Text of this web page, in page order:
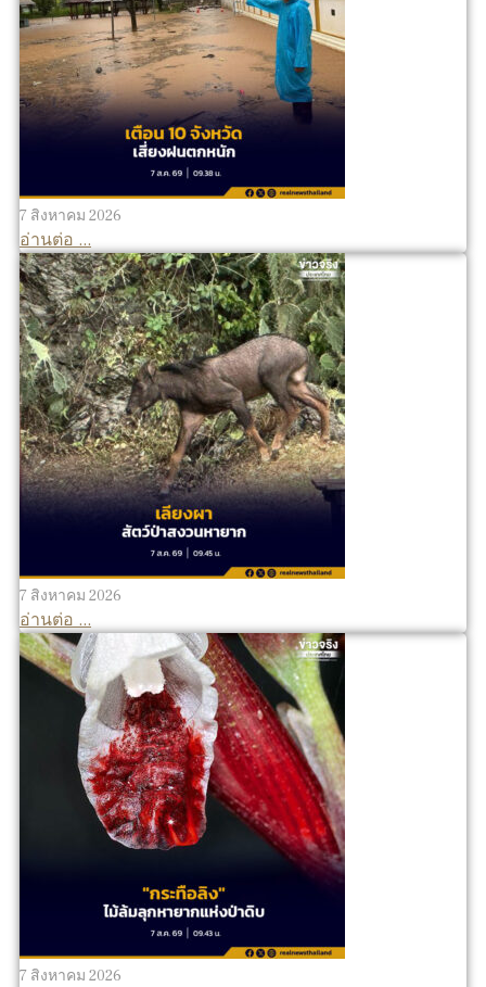
7 สิงหาคม 2026
อ่านต่อ ...
7 สิงหาคม 2026
อ่านต่อ ...
7 สิงหาคม 2026